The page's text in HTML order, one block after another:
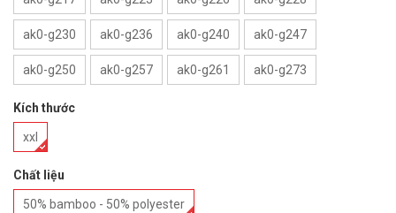
ak0-g230 ak0-g236 ak0-g240 ak0-g247
ak0-g250 ak0-g257 ak0-g261 ak0-g273
Kích thước
xxl
Chất liệu
50% bamboo - 50% polyester